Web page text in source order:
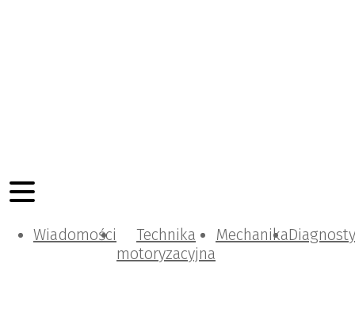
Wiadomości
Technika
motoryzacyjna
Mechanika